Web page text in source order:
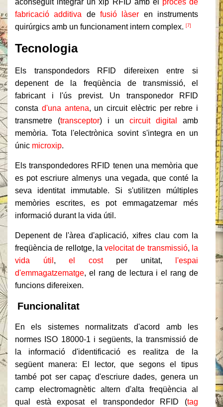
aconseguit integrar un xip RFID amb el
procés de
fabricació additiva defusió làser en instruments
quirúrgics amb un funcionament intern complex. [7]
Tecnologia
Els transpondedors RFID difereixen entre si
depenent de la freqüència de transmissió, el
fabricant i l'ús previst. Un transponedor RFID
consta d'una antena, un circuit elèctric per rebre i
transmetre (transceptor) i un circuit digital
amb
memòria. Tota l'electrònica sovint s'integra en un
únic microxip.
Els transpondedores RFID tenen una memòria que
es pot escriure almenys una vegada, que conté la
seva identitat immutable. Si s'utilitzen múltiples
memòries escrites, es pot emmagatzemar més
informació durant la vida útil.
Depenent de l'àrea d'aplicació, xifres clau com la
freqüència de rellotge, lavelocitat de transmissió, la
vida útil , el costper unitat,
l'espai
d'emmagatzematge, el rang de lectura i el rang de
funcions difereixen.
Funcionalitat
En els sistemes normalitzats d'acord amb les
normes ISO 18000-1 i següents, la transmissió de
la informació d'identificació es realitza de la
següent manera: El lector, que segons el tipus
també pot ser capaç d'escriure dades, genera un
camp electromagnètic altern d'alta freqüència al
qual està exposat el transpondedor RFID (tag